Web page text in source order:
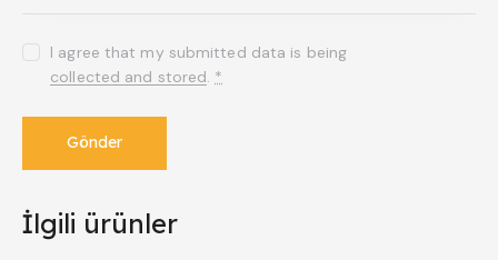
I agree that my submitted data is being
collected and stored *
İlgili ürünler